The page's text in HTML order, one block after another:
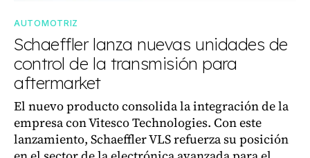
AUTOMOTRIZ
Schaeffler lanza nuevas unidades de
control de la transmisión para
aftermarket
El nuevo producto consolida la integración de la
empresa con Vitesco Technologies. Con este
lanzamiento, Schaeffler VLS refuerza su posición